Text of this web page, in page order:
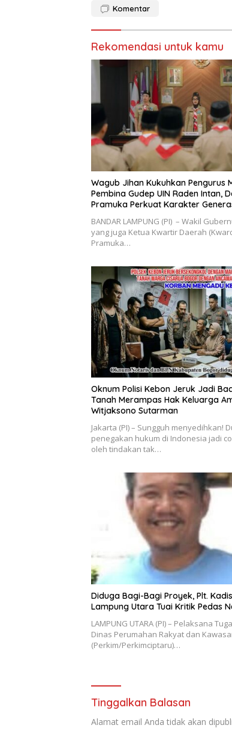
Komentar
Rekomendasi untuk kamu
Wagub Jihan Kukuhkan Pengurus
Pembina Gudep UIN Raden Intan,
Pramuka Perkuat Karakter
BANDAR LAMPUNG (PI) – Wakil
yang juga Ketua Kwartir Daerah
Pramuka…
Oknum Polisi Kebon Jeruk Jadi
Tanah Merampas Hak Keluarga
Witjaksono Sutarman
Jakarta (PI) – Sungguh menyedihkan!
penegakan hukum di Indonesia jadi
oleh tindakan tak…
Diduga Bagi-Bagi Proyek, Plt.
Lampung Utara Tuai Kritik Pedas
LAMPUNG UTARA (PI) – Pelaksana
Dinas Perumahan Rakyat dan
(Perkim/Perkimciptaru)…
Tinggalkan Balasan
Alamat email Anda tidak akan